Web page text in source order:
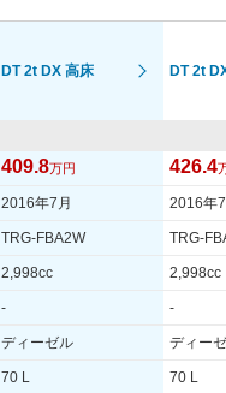
DT 2t DX 高床 DT 2t
409.8万円 426.4
2016年7月 2016年
TRG-FBA2W TRG-
2,998cc 2,998cc
- -
ディーゼル ディー
70 L 70 L